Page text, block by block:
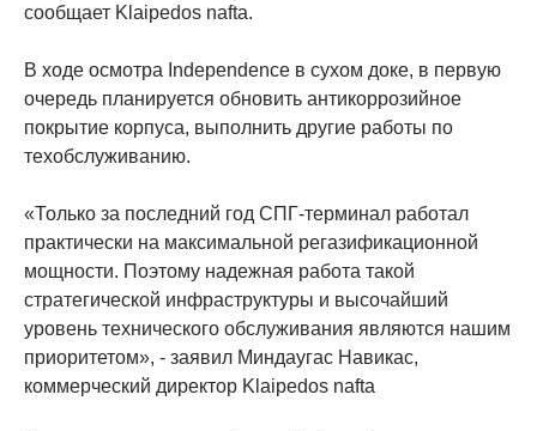
сообщает Klaipedos nafta.
В ходе осмотра Independence в сухом доке, в первую
очередь планируется обновить антикоррозийное
покрытие корпуса, выполнить другие работы по
техобслуживанию.
«Только за последний год СПГ-терминал работал
практически на максимальной регазификационной
мощности. Поэтому надежная работа такой
стратегической инфраструктуры и высочайший
уровень технического обслуживания являются нашим
приоритетом», - заявил Миндаугас Навикас,
коммерческий директор Klaipedos nafta